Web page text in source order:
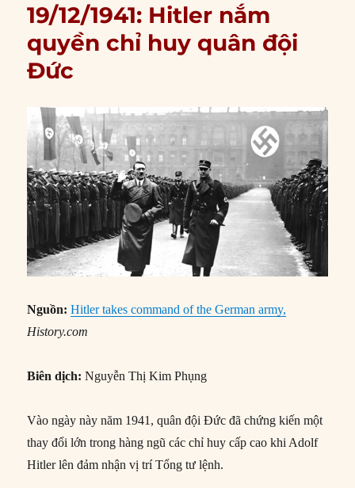
19/12/1941: Hitler nắm
quyền chỉ huy quân đội
Đức
Nguồn: Hitler takes command of the German army,
History.com
Biên dịch: Nguyễn Thị Kim Phụng
Vào ngày này năm 1941, quân đội Đức đã chứng kiến một
thay đổi lớn trong hàng ngũ các chỉ huy cấp cao khi Adolf
Hitler lên đảm nhận vị trí Tổng tư lệnh.